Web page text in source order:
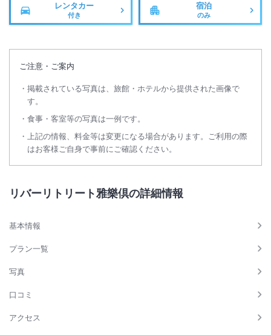
レンタカー
付き
宿泊
のみ
ご注意・ご案内
掲載されている写真は、旅館・ホテルから提供された画像で
す。
食事・客室等の写真は一例です。
上記の情報、料金等は変更になる場合があります。ご利用の際
はお客様ご自身で事前にご確認ください。
リバーリトリート雅樂倶の詳細情報
基本情報
プラン一覧
写真
口コミ
アクセス